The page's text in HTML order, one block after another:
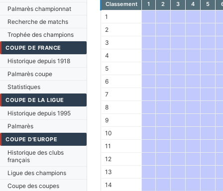
Palmarès championnat
Recherche de matchs
Trophée des champions
COUPE DE FRANCE
Historique depuis 1918
Palmarès coupe
Statistiques
COUPE DE LA LIGUE
Historique depuis 1995
Palmarès
COUPE D'EUROPE
Historique des clubs
français
Ligue des champions
Coupe des coupes
Classement
1 2 3 4 5
1
2
3
4
5
6
7
8
9
10
11
12
13
14